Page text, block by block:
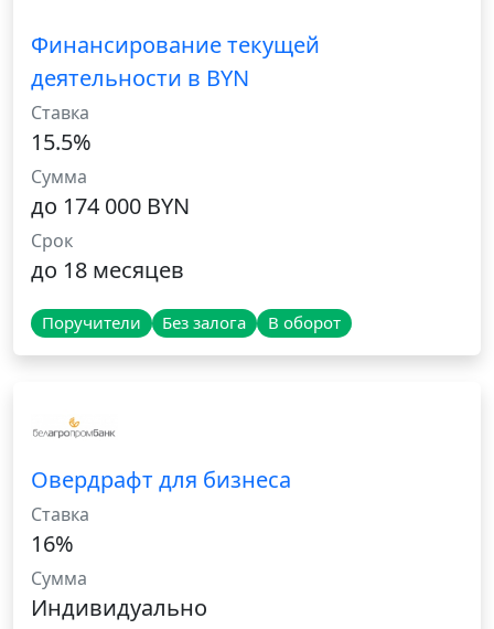
Финансирование текущей
деятельности в BYN
Ставка
15.5%
Сумма
до 174 000 BYN
Срок
до 18 месяцев
Поручители Без залога В оборот
Овердрафт для бизнеса
Ставка
16%
Сумма
Индивидуально